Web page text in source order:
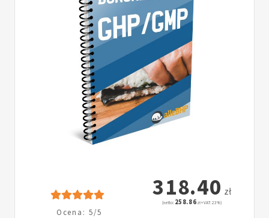
Ocena: 5/5
318.40 zł
(netto: 258.86 zł + VAT: 23%)